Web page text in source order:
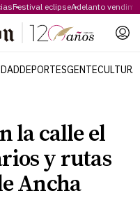
Festival eclipseAdelanto
DEPORTESGENTECULTURA
la calle el
y rutas
Ancha